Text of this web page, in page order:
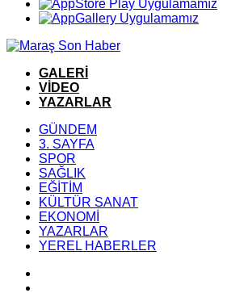
GALERİ
VİDEO
YAZARLAR
GÜNDEM
3. SAYFA
SPOR
SAĞLIK
EĞİTİM
KÜLTÜR SANAT
EKONOMİ
YAZARLAR
YEREL HABERLER